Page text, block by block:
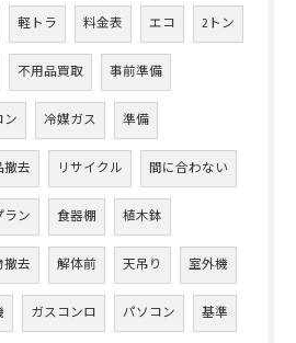
軽トラ 料金表 エコ 2トン
不用品買取 事前準備
ン 冷媒ガス 準備
撤去 リサイクル 間に合わない
ラン 食器棚 植木鉢
撤去 解体前 天吊り 室外機
ガスコンロ パソコン 基準